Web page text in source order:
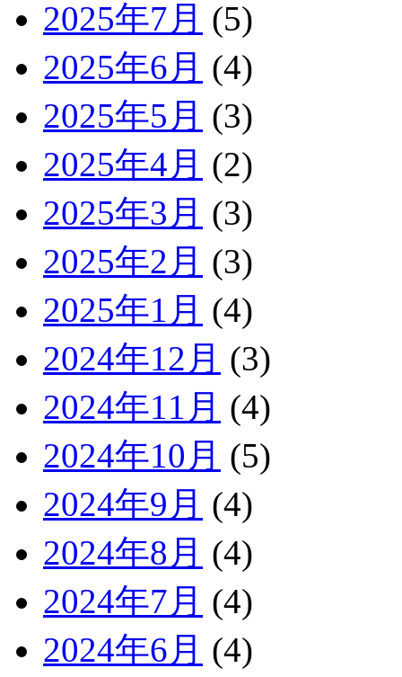
2025年7月 (5)
2025年6月 (4)
2025年5月 (3)
2025年4月 (2)
2025年3月 (3)
2025年2月 (3)
2025年1月 (4)
2024年12月 (3)
2024年11月 (4)
2024年10月 (5)
2024年9月 (4)
2024年8月 (4)
2024年7月 (4)
2024年6月 (4)